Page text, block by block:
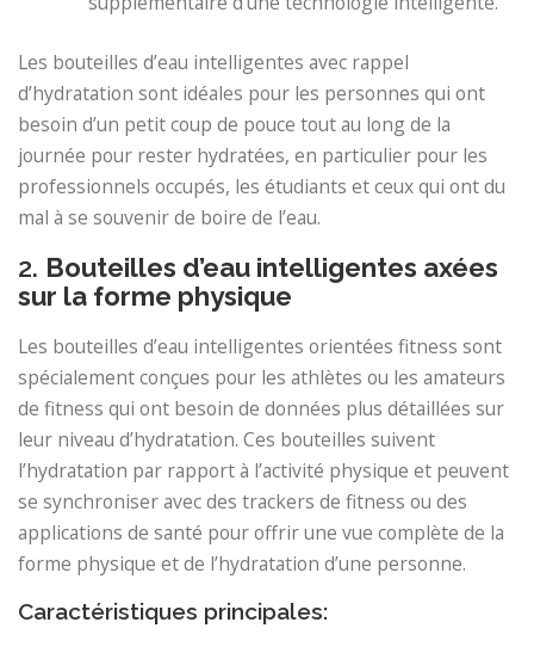
Les bouteilles d’eau intelligentes avec rappel
d’hydratation sont idéales pour les personnes qui ont
besoin d’un petit coup de pouce tout au long de la
journée pour rester hydratées, en particulier pour les
professionnels occupés, les étudiants et ceux qui ont du
mal à se souvenir de boire de l’eau.
2. Bouteilles d’eau intelligentes axées
sur la forme physique
Les bouteilles d’eau intelligentes orientées fitness sont
spécialement conçues pour les athlètes ou les amateurs
de fitness qui ont besoin de données plus détaillées sur
leur niveau d’hydratation. Ces bouteilles suivent
l’hydratation par rapport à l’activité physique et peuvent
se synchroniser avec des trackers de fitness ou des
applications de santé pour offrir une vue complète de la
forme physique et de l’hydratation d’une personne.
Caractéristiques principales: